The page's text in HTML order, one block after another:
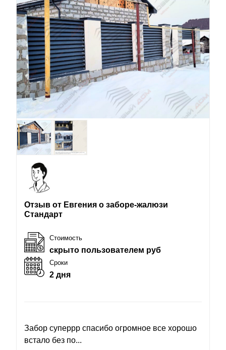
Отзыв от Евгения о заборе-жалюзи
Стандарт
Стоимость
скрыто пользователем руб
Сроки
2 дня
Забор суперрр спасибо огромное все хорошо
встало без по...